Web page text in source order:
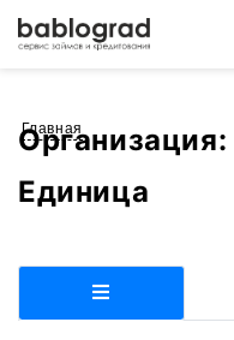
Организация:
Единица
Главная